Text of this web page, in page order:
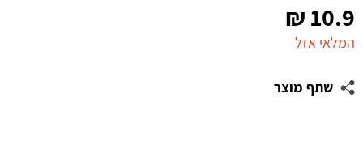
10.9
₪
המלאי אזל
שתף מוצר